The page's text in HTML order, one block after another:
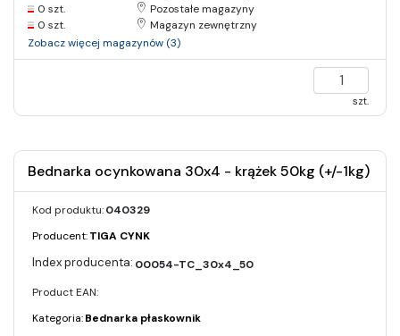
0 szt.
Pozostałe magazyny
0 szt.
Magazyn zewnętrzny
Zobacz więcej magazynów (3)
szt.
Bednarka ocynkowana 30x4 - krążek 50kg (+/-1kg)
Kod produktu:040329
Producent:TIGA CYNK
00054-TC_30x4_50
Product EAN:
Kategoria:Bednarka płaskownik